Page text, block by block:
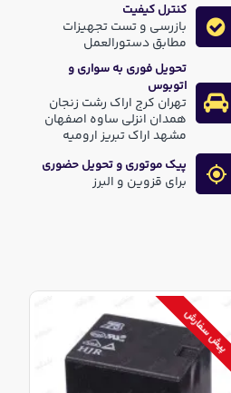
کنترل کیفیت
بازرسی و تست تجهیزات
مطابق دستورالعمل
تحویل فوری به سواری و
اتوبوس
تهران کرج اراک رشت زنجان
همدان انزلی ساوه اصفهان
مشهد اراک تبریز ارومیه
پیک موتوری و تحویل حضوری
برای قزوین و البرز
پیش سفارش